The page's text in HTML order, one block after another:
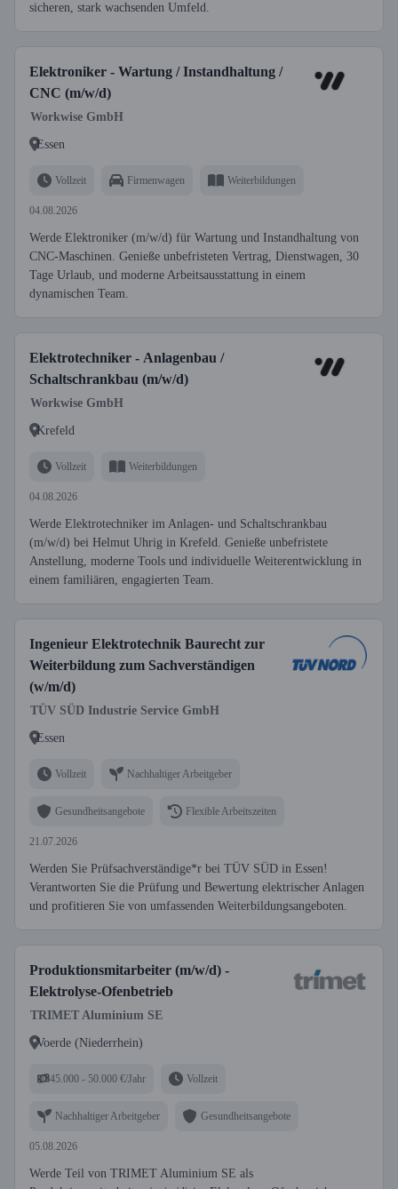
sicheren, stark wachsenden Umfeld.
Elektroniker - Wartung / Instandhaltung /
CNC (m/w/d)
Workwise GmbH
Essen
Vollzeit Firmenwagen Weiterbildungen
04.08.2026
Werde Elektroniker (m/w/d) für Wartung und Instandhaltung von
CNC-Maschinen. Genieße unbefristeten Vertrag, Dienstwagen, 30
Tage Urlaub, und moderne Arbeitsausstattung in einem
dynamischen Team.
Elektrotechniker - Anlagenbau /
Schaltschrankbau (m/w/d)
Workwise GmbH
Krefeld
Vollzeit Weiterbildungen
04.08.2026
Werde Elektrotechniker im Anlagen- und Schaltschrankbau
(m/w/d) bei Helmut Uhrig in Krefeld. Genieße unbefristete
Anstellung, moderne Tools und individuelle Weiterentwicklung in
einem familiären, engagierten Team.
Ingenieur Elektrotechnik Baurecht zur
Weiterbildung zum Sachverständigen
(w/m/d)
TÜV SÜD Industrie Service GmbH
Essen
Vollzeit Nachhaltiger Arbeitgeber
Gesundheitsangebote Flexible Arbeitszeiten
21.07.2026
Werden Sie Prüfsachverständige*r bei TÜV SÜD in Essen!
Verantworten Sie die Prüfung und Bewertung elektrischer Anlagen
und profitieren Sie von umfassenden Weiterbildungsangeboten.
Produktionsmitarbeiter (m/w/d) -
Elektrolyse-Ofenbetrieb
TRIMET Aluminium SE
Voerde (Niederrhein)
45.000 - 50.000 €/Jahr Vollzeit
Nachhaltiger Arbeitgeber Gesundheitsangebote
05.08.2026
Werde Teil von TRIMET Aluminium SE als